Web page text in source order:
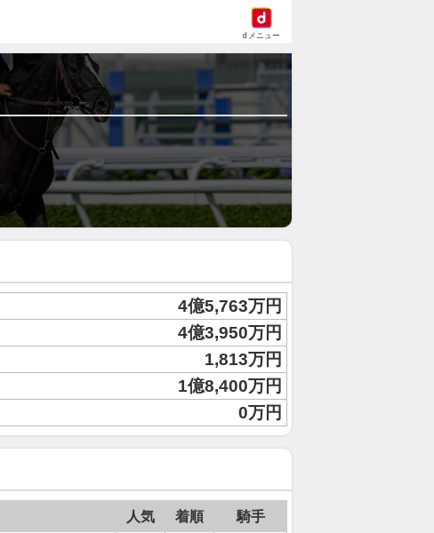
dメニュー
4億5,763万円
4億3,950万円
1,813万円
1億8,400万円
0万円
人気 着順 騎手